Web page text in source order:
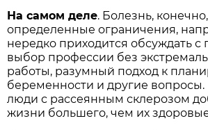
На самом деле. Болезнь,
определенные ограничения,
нередко приходится обсуждать с
выбор профессии без
работы, разумный подход к
беременности и другие вопросы.
люди с рассеянным склерозом
жизни большего, чем их